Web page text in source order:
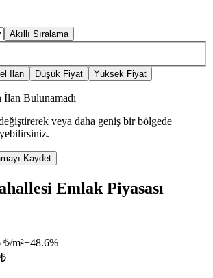
Akıllı Sıralama
İlan Düşük Fiyat Yüksek Fiyat
Bulunamadı
veya daha geniş bir bölgede
Kaydet
Emlak Piyasası
₺/m²+48.6%